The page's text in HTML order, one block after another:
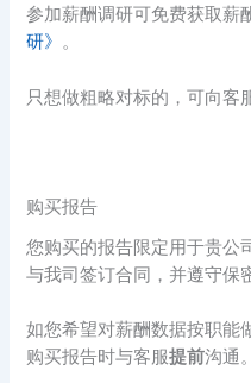
参加薪酬调研可免费获取薪
研》 。
只想做粗略对标的，可向客
购买报告
您购买的报告限定用于贵公
与我司签订合同，并遵守保
如您希望对薪酬数据按职能
购买报告时与客服提前沟通。